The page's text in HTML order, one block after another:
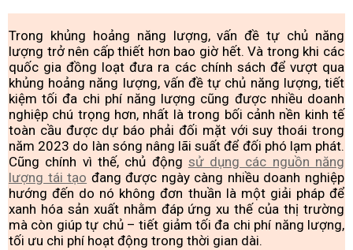
Trong khủng hoảng năng lượng, vấn đề tự chủ năng
lượng trở nên cấp thiết hơn bao giờ hết. Và trong khi các
quốc gia đồng loạt đưa ra các chính sách để vượt qua
khủng hoảng năng lượng, vấn đề tự chủ năng lượng, tiết
kiệm tối đa chi phí năng lượng cũng được nhiều doanh
nghiệp chú trọng hơn, nhất là trong bối cảnh nền kinh tế
toàn cầu được dự báo phải đối mặt với suy thoái trong
năm 2023 do làn sóng nâng lãi suất để đối phó lạm phát.
Cũng chính vì thế, chủ động sử dụng các nguồn năng
lượng tái tạo đang được ngày càng nhiều doanh nghiệp
hướng đến do nó không đơn thuần là một giải pháp để
xanh hóa sản xuất nhằm đáp ứng xu thế của thị trường
mà còn giúp tự chủ – tiết giảm tối đa chi phí năng lượng,
tối ưu chi phí hoạt động trong thời gian dài.